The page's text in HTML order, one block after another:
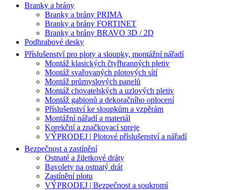
Branky a brány
Branky a brány PRIMA
Branky a brány FORTINET
Branky a brány BRAVO 3D / 2D
Podhrabové desky
Příslušenství pro ploty a sloupky, montážní nářadí
Montáž klasických čtyřhranných pletiv
Montáž svařovaných plotových sítí
Montáž průmyslových panelů
Montáž chovatelských a uzlových pletiv
Montáž gabionů a dekoračního oplocení
Příslušenství ke sloupkům a vzpěrám
Montážní nářadí a materiál
Korekční a značkovací spreje
VÝPRODEJ | Plotové příslušenství a nářadí
Bezpečnost a zastínění
Ostnaté a žiletkové dráty
Bavolety na ostnatý drát
Zastínění plotu
VÝPRODEJ | Bezpečnost a soukromí